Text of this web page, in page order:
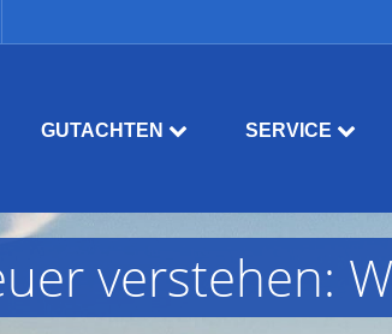
GUTACHTEN SERVICE
verstehen: